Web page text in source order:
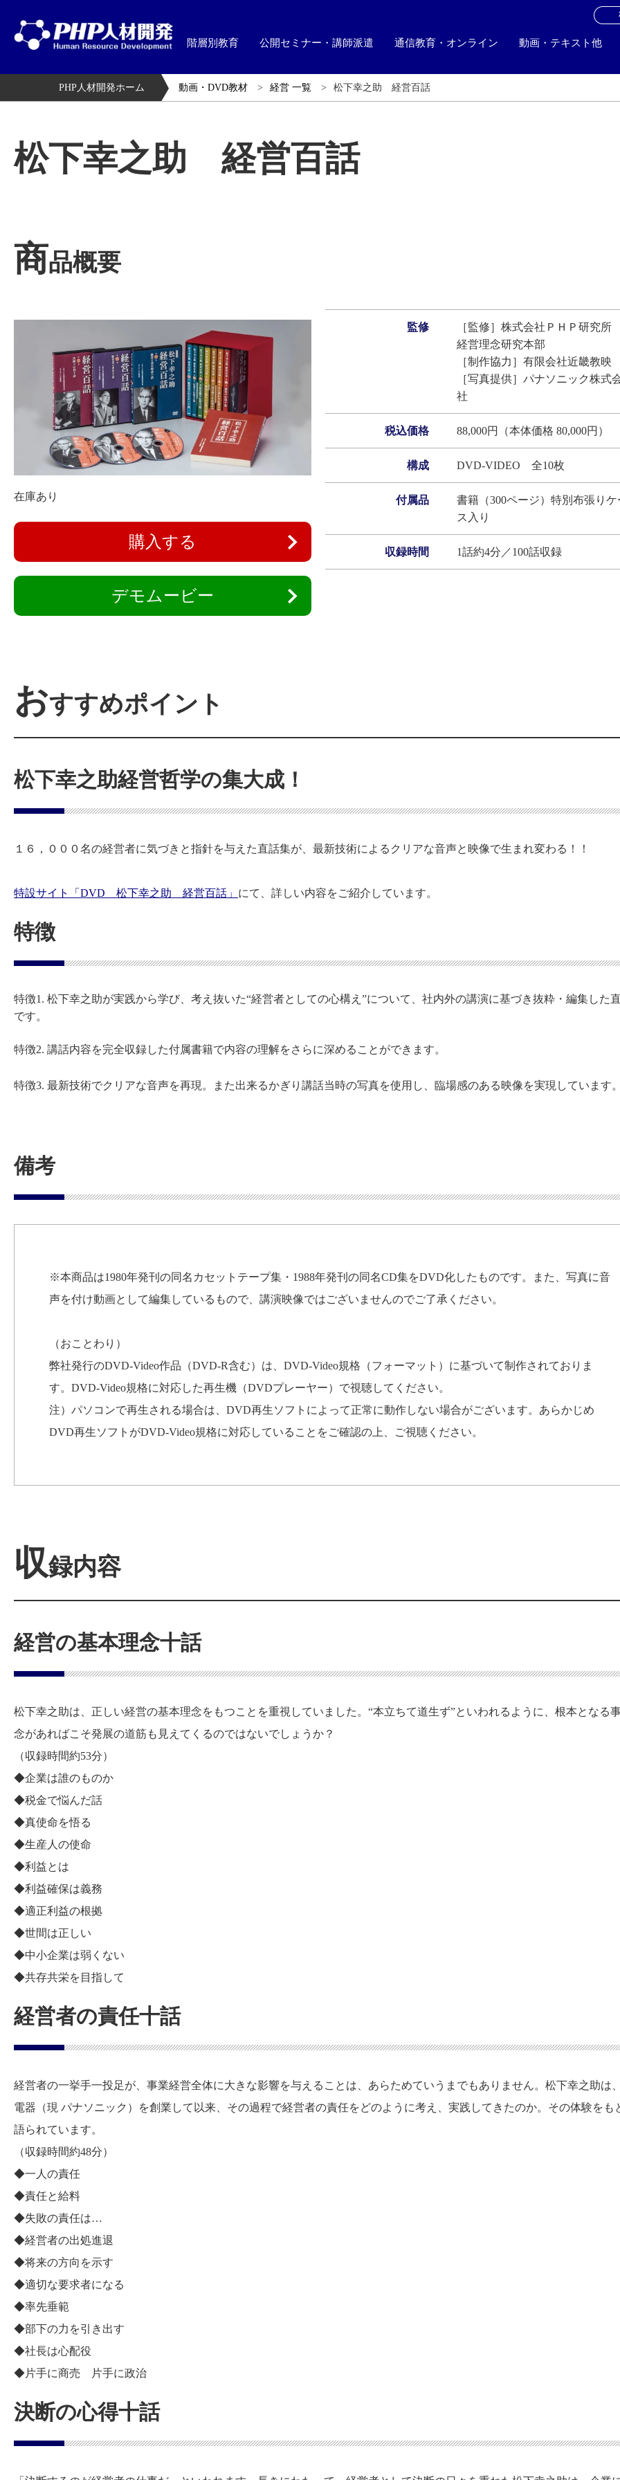
階層別教育 公開セミナー・講師派遣 通信教育・オンライン 動画・テキスト他
PHP人材開発ホーム 動画・DVD教材 経営 一覧 松下幸之助 経営百話
松下幸之助 経営百話
商品概要
在庫あり
購入する
デモムービー
監修
［監修］株式会社ＰＨＰ研究
経営理念研究本部
［制作協力］有限会社近畿教映
［写真提供］パナソニック株式
社
税込価格 88,000円（本体価格 80,000円）
構成 DVD-VIDEO 全10枚
付属品
書籍（300ページ）特別布張りケ
ス入り
収録時間 1話約4分／100話収録
おすすめポイント
松下幸之助経営哲学の集大成！
１６，０００名の経営者に気づきと指針を与えた直話集が、最新技術によるクリアな音声と映像で生まれ変わる！！
特設サイト「DVD 松下幸之助 経営百話」 にて、詳しい内容をご紹介しています。
特徴
特徴1. 松下幸之助が実践から学び、考え抜いた“経営者としての心構え”について、社内外の講演に基づき抜粋・編集した
です。
特徴2. 講話内容を完全収録した付属書籍で内容の理解をさらに深めることができます。
特徴3. 最新技術でクリアな音声を再現。また出来るかぎり講話当時の写真を使用し、臨場感のある映像を実現しています
備考
※本商品は1980年発刊の同名カセットテープ集・1988年発刊の同名CD集をDVD化したものです。また、写真に音
声を付け動画として編集しているもので、講演映像ではございませんのでご了承ください。
（おことわり）
弊社発行のDVD-Video作品（DVD-R含む）は、DVD-Video規格（フォーマット）に基づいて制作されておりま
す。DVD-Video規格に対応した再生機（DVDプレーヤー）で視聴してください。
注）パソコンで再生される場合は、DVD再生ソフトによって正常に動作しない場合がございます。あらかじめ
DVD再生ソフトがDVD-Video規格に対応していることをご確認の上、ご視聴ください。
収録内容
経営の基本理念十話
松下幸之助は、正しい経営の基本理念をもつことを重視していました。“本立ちて道生ず”といわれるように、根本となる
念があればこそ発展の道筋も見えてくるのではないでしょうか？
（収録時間約53分）
◆企業は誰のものか
◆税金で悩んだ話
◆真使命を悟る
◆生産人の使命
◆利益とは
◆利益確保は義務
◆適正利益の根拠
◆世間は正しい
◆中小企業は弱くない
◆共存共栄を目指して
経営者の責任十話
経営者の一挙手一投足が、事業経営全体に大きな影響を与えることは、あらためていうまでもありません。松下幸之助は
電器（現 パナソニック）を創業して以来、その過程で経営者の責任をどのように考え、実践してきたのか。その体験をも
語られています。
（収録時間約48分）
◆一人の責任
◆責任と給料
◆失敗の責任は…
◆経営者の出処進退
◆将来の方向を示す
◆適切な要求者になる
◆率先垂範
◆部下の力を引き出す
◆社長は心配役
◆片手に商売 片手に政治
決断の心得十話